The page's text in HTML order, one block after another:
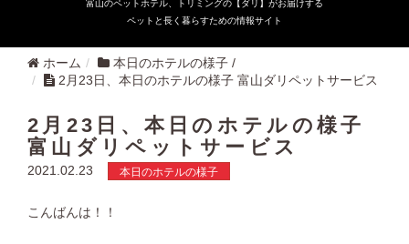
富山のペットホテル、トリミングの【ダリ】がお届けする
ペットと長く暮らすための情報サイト
ホーム 本日のホテルの様子 /
2月23日、本日のホテルの様子 富山ダリペットサービス
2月23日、本日のホテルの様子
富山ダリペットサービス
2021.02.23 本日のホテルの様子
こんばんは！！